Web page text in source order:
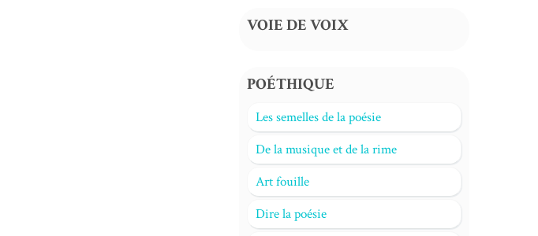
VOIE DE VOIX
POÉTHIQUE
Les semelles de la poésie
De la musique et de la rime
Art fouille
Dire la poésie